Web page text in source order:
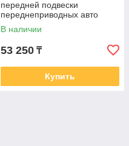
передней подвески
переднеприводных авто
AE&T 25шт. TA-D1122
В наличии
53 250 ₸
Купить